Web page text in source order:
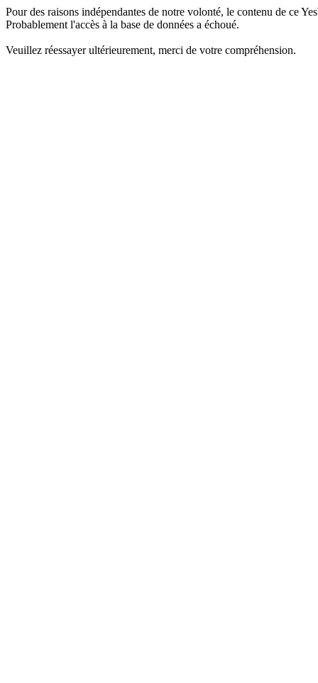
Pour des raisons indépendantes de notre volonté, le contenu de ce
Probablement l'accès à la base de données a échoué.
Veuillez réessayer ultérieurement, merci de votre compréhension.